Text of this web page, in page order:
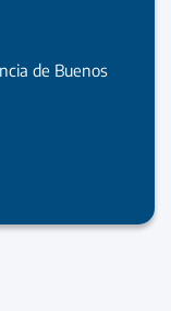
de Buenos